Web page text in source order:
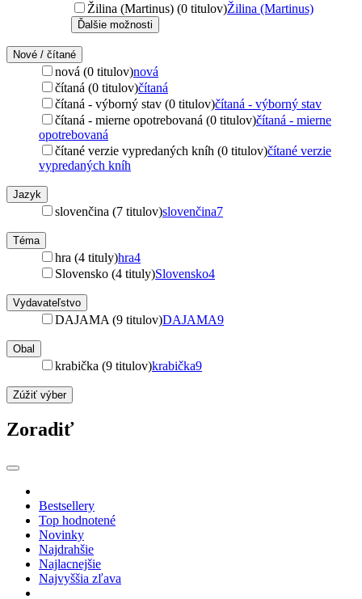
Žilina (Martinus) (0 titulov)Žilina (Martinus)
Ďalšie možnosti
Nové / čítané
nová (0 titulov)nová
čítaná (0 titulov)čítaná
čítaná - výborný stav (0 titulov)čítaná - výborný stav
čítaná - mierne opotrebovaná (0 titulov)čítaná - mierne
opotrebovaná
čítané verzie vypredaných kníh (0 titulov)čítané verzie
vypredaných kníh
Jazyk
slovenčina (7 titulov)slovenčina7
Téma
hra (4 tituly)hra4
Slovensko (4 tituly)Slovensko4
Vydavateľstvo
DAJAMA (9 titulov)DAJAMA9
Obal
krabička (9 titulov)krabička9
Zúžiť výber
Zoradiť
Bestsellery
Top hodnotené
Novinky
Najdrahšie
Najlacnejšie
Najvyššia zľava